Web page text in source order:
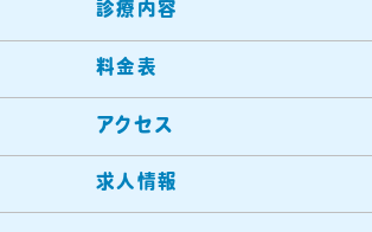
診療内容
料金表
アクセス
求人情報